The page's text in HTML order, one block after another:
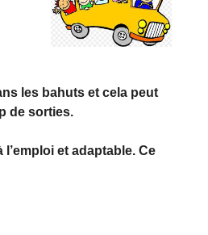
les bahuts et cela peut
de sorties.
et adaptable. Ce